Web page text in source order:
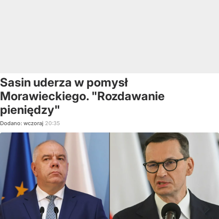
Sasin uderza w pomysł
Morawieckiego. "Rozdawanie
pieniędzy"
Dodano: wczoraj 20:35